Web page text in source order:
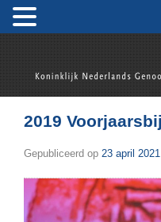
Koninklijk
2019
Gepubliceerd op 23 april 2021